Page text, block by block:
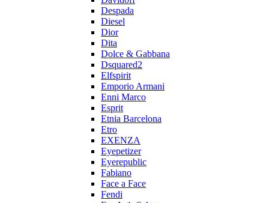
Despada
Diesel
Dior
Dita
Dolce & Gabbana
Dsquared2
Elfspirit
Emporio Armani
Enni Marco
Esprit
Etnia Barcelona
Etro
EXENZA
Eyepetizer
Eyerepublic
Fabiano
Face a Face
Fendi